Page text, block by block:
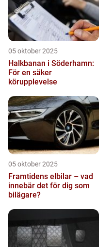
05 oktober 2025
Halkbanan i Söderhamn:
För en säker
körupplevelse
05 oktober 2025
Framtidens elbilar – vad
innebär det för dig som
bilägare?